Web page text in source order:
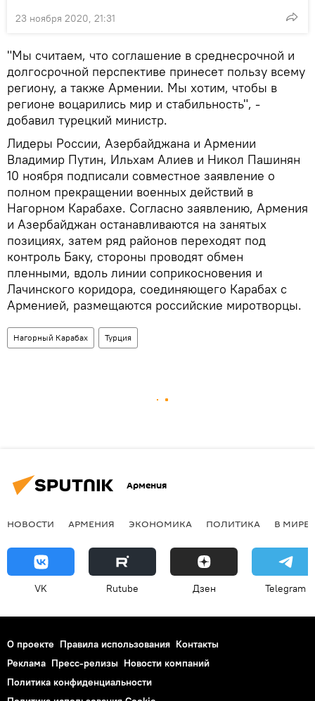
23 ноября 2020, 21:31
"Мы считаем, что соглашение в среднесрочной и
долгосрочной перспективе принесет пользу всему
региону, а также Армении. Мы хотим, чтобы в
регионе воцарились мир и стабильность", -
добавил турецкий министр.
Лидеры России, Азербайджана и Армении
Владимир Путин, Ильхам Алиев и Никол Пашинян
10 ноября подписали совместное заявление о
полном прекращении военных действий в
Нагорном Карабахе. Согласно заявлению, Армения
и Азербайджан останавливаются на занятых
позициях, затем ряд районов переходят под
контроль Баку, стороны проводят обмен
пленными, вдоль линии соприкосновения и
Лачинского коридора, соединяющего Карабах с
Арменией, размещаются российские миротворцы.
Нагорный Карабах Турция
Армения
НОВОСТИ АРМЕНИЯ ЭКОНОМИКА ПОЛИТИКА В МИРЕ
VK Rutube Дзен Telegram
О проекте Правила использования Контакты
Реклама Пресс-релизы Новости компаний
Политика конфиденциальности